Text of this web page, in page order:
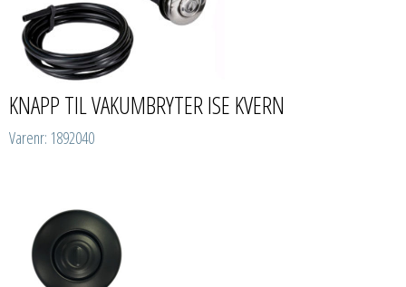
KNAPP TIL VAKUMBRYTER ISE KVERN
Varenr: 1892040